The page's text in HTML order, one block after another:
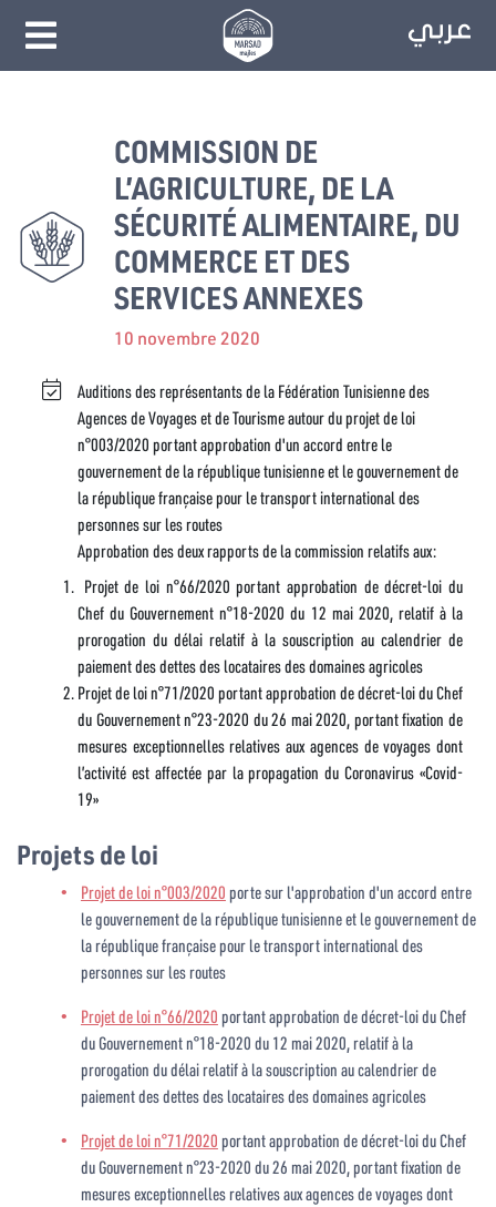
COMMISSION DE
L’AGRICULTURE, DE LA
SÉCURITÉ ALIMENTAIRE, DU
COMMERCE ET DES
SERVICES ANNEXES
10 novembre 2020
Auditions des représentants de la Fédération Tunisienne des
Agences de Voyages et de Tourisme autour du projet de loi
n°003/2020 portant approbation d'un accord entre le
gouvernement de la république tunisienne et le gouvernement de
la république française pour le transport international des
personnes sur les routes
Approbation des deux rapports de la commission relatifs aux:
Projet de loi n°66/2020 portant approbation de décret-loi du
Chef du Gouvernement n°18-2020 du 12 mai 2020, relatif à la
prorogation du délai relatif à la souscription au calendrier de
paiement des dettes des locataires des domaines agricoles
Projet de loi n°71/2020 portant approbation de décret-loi du Chef
du Gouvernement n°23-2020 du 26 mai 2020, portant fixation de
mesures exceptionnelles relatives aux agences de voyages dont
l’activité est affectée par la propagation du Coronavirus «Covid-
19»
Projets de loi
Projet de loi n°003/2020porte sur l'approbation d'un accord entre
le gouvernement de la république tunisienne et le gouvernement de
la république française pour le transport international des
personnes sur les routes
Projet de loi n°66/2020portant approbation de décret-loi du Chef
du Gouvernement n°18-2020 du 12 mai 2020, relatif à la
prorogation du délai relatif à la souscription au calendrier de
paiement des dettes des locataires des domaines agricoles
Projet de loi n°71/2020portant approbation de décret-loi du Chef
du Gouvernement n°23-2020 du 26 mai 2020, portant fixation de
mesures exceptionnelles relatives aux agences de voyages dont